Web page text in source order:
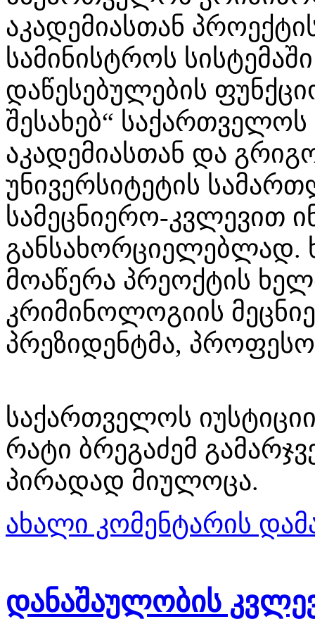
აკადემიასთან
სამინისტროს
დაწესებულების
შესახებ“
აკადემიასთან და
უნივერსიტეტის
სამეცნიერო-კვლევით
განსახორციელებლად.
მოაწერა პრეოქტის
კრიმინოლოგიის
პრეზიდენტმა,
საქართველოს
რატი ბრეგაძემ
პირადად მიულოცა.
ახალი კომენტარის
დანაშაულობის